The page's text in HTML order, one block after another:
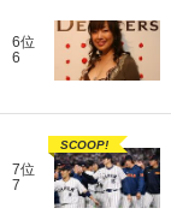
6位
6
7位
7
SCOOP!